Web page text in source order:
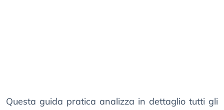
Questa guida pratica analizza in dettaglio tutti gli